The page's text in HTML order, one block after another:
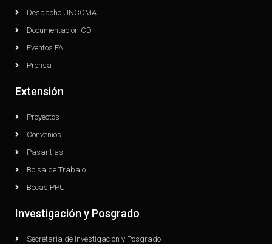
Despacho UNCOMA
Documentación CD
Eventos FAI
Prensa
Extensión
Proyectos
Convenios
Pasantías
Bolsa de Trabajo
Becas PPU
Investigación y Posgrado
Secretaría de Investigación y Posgrado